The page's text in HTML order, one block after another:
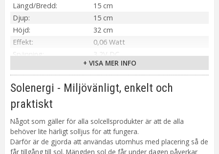
Längd/Bredd
15 cm
Djup
15 cm
Höjd
32 cm
Effekt
0,06 Watt
Spänning
3,2V DC
IP44
Material / Färg
Vit
Ljuskälla
1 st
Sockel
Lumen
20 lm
Livslängd
ca. 50000 tim
On/Off
Strömbrytare
+ VISA MER INFO
Solenergi - Miljövänligt, enkelt och
praktiskt
Något som gäller för alla solcellsprodukter är att de alla
behöver lite härligt solljus för att fungera.
Därför är de gjorda att användas utomhus med placering så de
får tillgång till sol. Mängden sol de får under dagen påverkar